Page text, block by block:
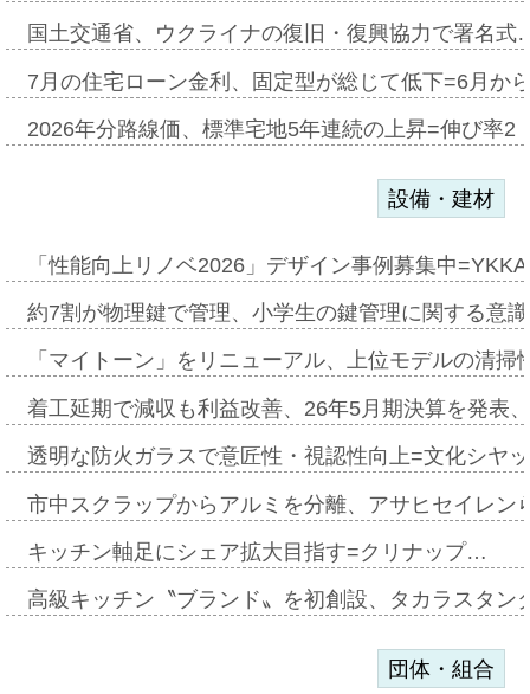
国土交通省、ウクライナの復旧・復興協力で署名
7月の住宅ローン金利、固定型が総じて低下=6月か
2026年分路線価、標準宅地5年連続の上昇=伸び率
設備・建材
「性能向上リノベ2026」デザイン事例募集中
約7割が物理鍵で管理、小学生の鍵管理に関する意
「マイトーン」をリニューアル、上位モデルの清
着工延期で減収も利益改善、26年5月期決算を発表
透明な防火ガラスで意匠性・視認性向上=文化シヤ
市中スクラップからアルミを分離、アサヒセイレ
キッチン軸足にシェア拡大目指す=クリナップ…
高級キッチン〝ブランド〟を初創設、タカラスタ
団体・組合